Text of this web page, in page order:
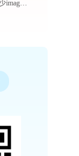
Photoshop主程序 Photoshop.exe提示缺少image_runtime.dll文件的解决办法